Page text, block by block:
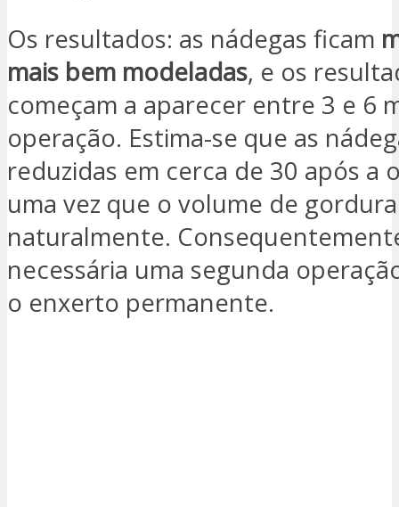
Os resultados: as nádegas ficam
mais bem modeladas, e os
começam a aparecer entre 3 e 6
operação. Estima-se que as
reduzidas em cerca de 30 após a
uma vez que o volume de
naturalmente.
necessária uma segunda
o enxerto permanente.